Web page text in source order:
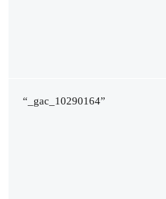
“_gac_10290164”